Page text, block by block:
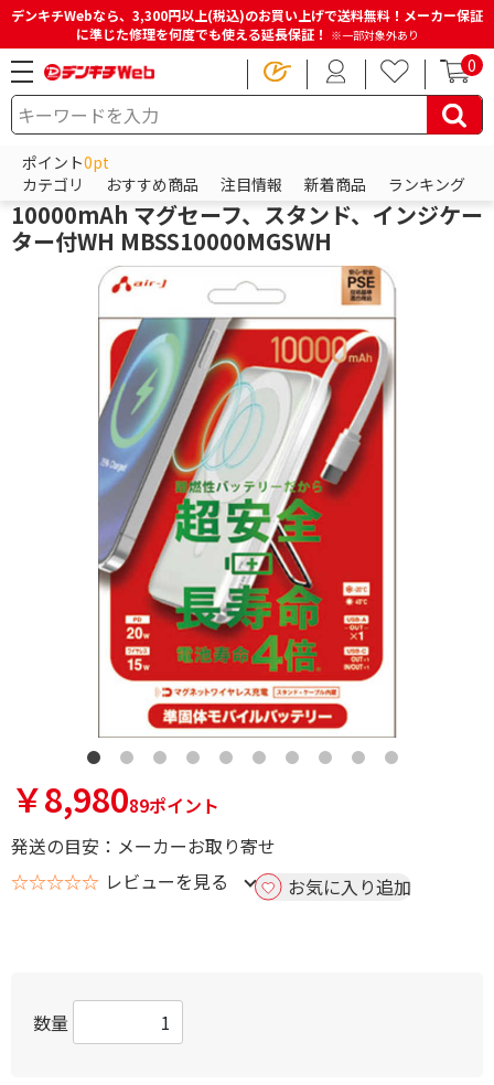
デンキチWebなら、3,300円以上(税込)のお買い上げで送料無料！メーカー保証
に準じた修理を何度でも使える延長保証！ ※一部対象外あり
0
ポイント0pt
カテゴリ
おすすめ商品 注目情報 新着商品 ランキング
HOME 商品一覧ページ スマホアクセサリー
エアージェイ 準固体モバイルバッテリー
10000mAh マグセーフ、スタンド、インジケー
ター付WH MBSS10000MGSWH
￥8,98089ポイント
発送の目安：メーカーお取り寄せ
☆☆☆☆☆ レビューを見る お気に入り追加
数量